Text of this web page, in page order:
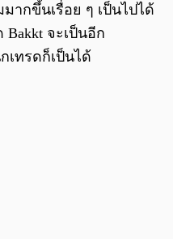
ากขึ้นเรื่อย ๆ เป็นไปได้
จะเป็นอีก
ทรดก็เป็นได้